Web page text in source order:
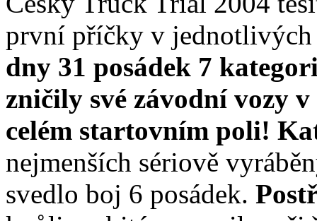
první příčky v
dny 31 posádek 7
zničily své závodní vozy
celém startovním poli!
nejmenších sériově
svedlo boj 6 posádek.